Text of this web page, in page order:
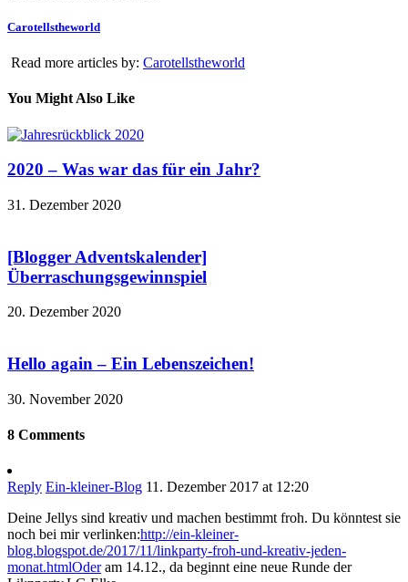
Carotellstheworld
Read more articles by: Carotellstheworld
You Might Also Like
2020 – Was war das für ein Jahr?
31. Dezember 2020
[Blogger Adventskalender]
Überraschungsgewinnspiel
20. Dezember 2020
Hello again – Ein Lebenszeichen!
30. November 2020
8 Comments
Reply Ein-kleiner-Blog 11. Dezember 2017 at 12:20
Deine Jellys sind kreativ und machen bestimmt froh. Du könntest sie
noch bei mir verlinken:http://ein-kleiner-
blog.blogspot.de/2017/11/linkparty-froh-und-kreativ-jeden-
monat.htmlOderam 14.12., da beginnt eine neue Runde der